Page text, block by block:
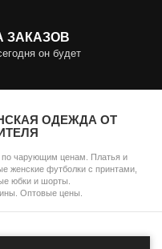
ЗАКАЗОВ
он будет
ОДЕЖДА ОТ
по чарующим ценам. Платья и
женские футболки с принтами,
юбки и шорты.
Оптовые цены.